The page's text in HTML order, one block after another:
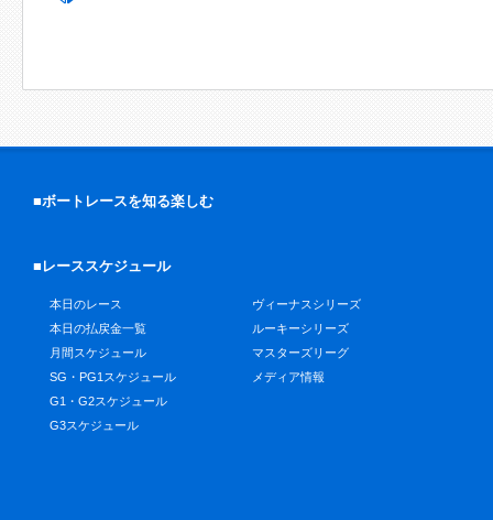
■ボートレースを知る楽しむ
■レーススケジュール
本日のレース
本日の払戻金一覧
月間スケジュール
SG・PG1スケジュール
G1・G2スケジュール
G3スケジュール
ヴィーナスシリーズ
ルーキーシリーズ
マスターズリーグ
メディア情報